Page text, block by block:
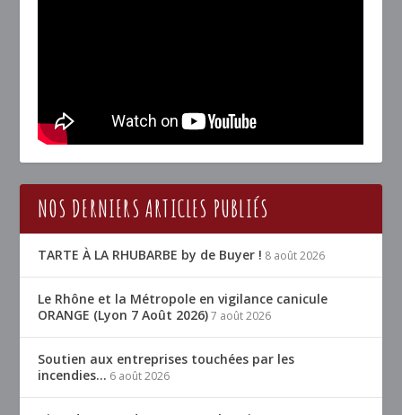
NOS DERNIERS ARTICLES PUBLIÉS
TARTE À LA RHUBARBE by de Buyer ! 8 août 2026
Le Rhône et la Métropole en vigilance canicule
ORANGE (Lyon 7 Août 2026) 7 août 2026
Soutien aux entreprises touchées par les
incendies… 6 août 2026